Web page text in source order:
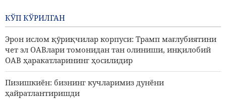
ҳарбийда бош мия жароҳати
кузатилди
1 БИР КУН ОЛДИН
КЎП КЎРИЛГАН
Эрон ислом қӯриқчилар корпуси: Трамп мағлубиятини
чет эл ОАВлари томонидан тан олиниши, инқилобий
ОАВ ҳаракатларининг ҳосилидир
Пизишкиён: бизнинг кучларимиз дунёни
ҳайратлантиришди